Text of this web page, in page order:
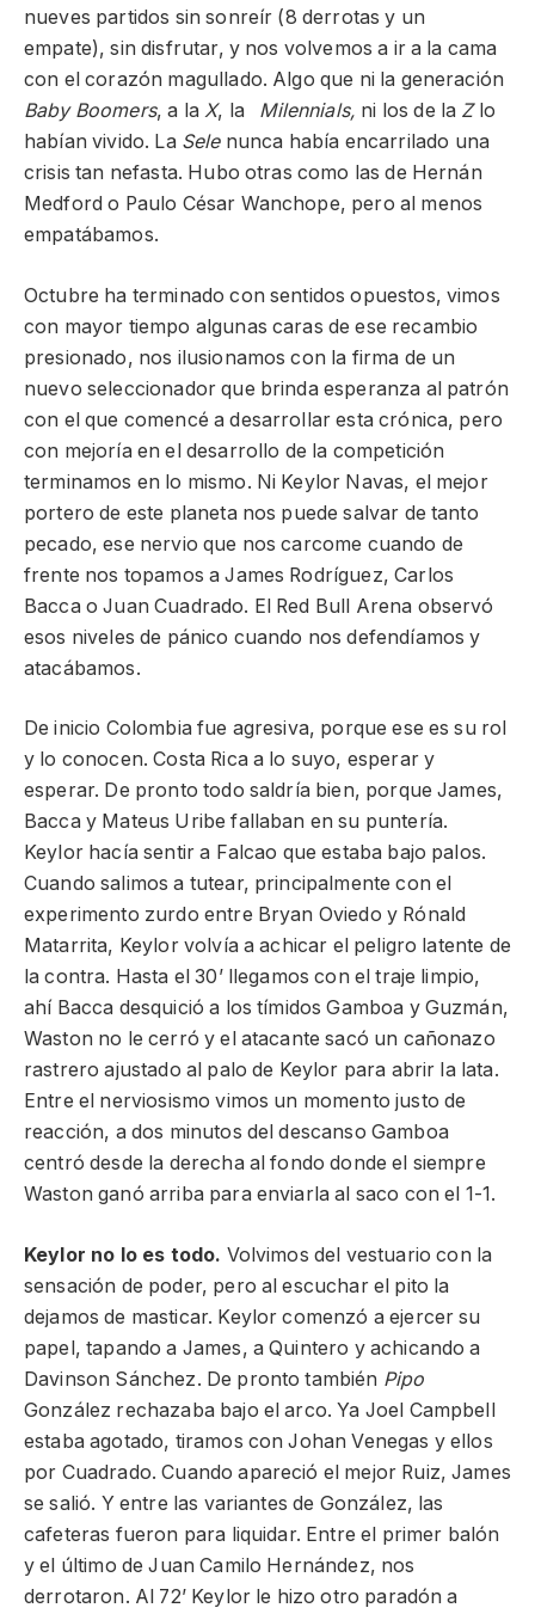
nueves partidos sin sonreír (8 derrotas y un
empate), sin disfrutar, y nos volvemos a ir a la cama
con el corazón magullado. Algo que ni la generación
Baby Boomers, a laX, la Milennials, ni los de la Zlo
habían vivido. La Selenunca había encarrilado una
crisis tan nefasta. Hubo otras como las de Hernán
Medford o Paulo César Wanchope, pero al menos
empatábamos.
Octubre ha terminado con sentidos opuestos, vimos
con mayor tiempo algunas caras de ese recambio
presionado, nos ilusionamos con la firma de un
nuevo seleccionador que brinda esperanza al patrón
con el que comencé a desarrollar esta crónica, pero
con mejoría en el desarrollo de la competición
terminamos en lo mismo. Ni Keylor Navas, el mejor
portero de este planeta nos puede salvar de tanto
pecado, ese nervio que nos carcome cuando de
frente nos topamos a James Rodríguez, Carlos
Bacca o Juan Cuadrado. El Red Bull Arena observó
esos niveles de pánico cuando nos defendíamos y
atacábamos.
De inicio Colombia fue agresiva, porque ese es su rol
y lo conocen. Costa Rica a lo suyo, esperar y
esperar. De pronto todo saldría bien, porque James,
Bacca y Mateus Uribe fallaban en su puntería.
Keylor hacía sentir a Falcao que estaba bajo palos.
Cuando salimos a tutear, principalmente con el
experimento zurdo entre Bryan Oviedo y Rónald
Matarrita, Keylor volvía a achicar el peligro latente de
la contra. Hasta el 30’ llegamos con el traje limpio,
ahí Bacca desquició a los tímidos Gamboa y Guzmán,
Waston no le cerró y el atacante sacó un cañonazo
rastrero ajustado al palo de Keylor para abrir la lata.
Entre el nerviosismo vimos un momento justo de
reacción, a dos minutos del descanso Gamboa
centró desde la derecha al fondo donde el siempre
Waston ganó arriba para enviarla al saco con el 1-1.
Keylor no lo es todo. Volvimos del vestuario con la
sensación de poder, pero al escuchar el pito la
dejamos de masticar. Keylor comenzó a ejercer su
papel, tapando a James, a Quintero y achicando a
Davinson Sánchez. De pronto también Pipo
González rechazaba bajo el arco. Ya Joel Campbell
estaba agotado, tiramos con Johan Venegas y ellos
por Cuadrado. Cuando apareció el mejor Ruiz, James
se salió. Y entre las variantes de González, las
cafeteras fueron para liquidar. Entre el primer balón
y el último de Juan Camilo Hernández, nos
derrotaron. Al 72’ Keylor le hizo otro paradón a